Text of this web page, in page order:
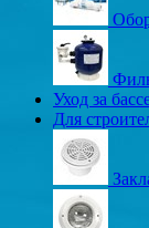
Уход за
Для